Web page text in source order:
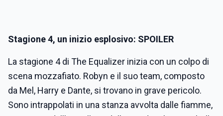
Stagione 4, un inizio esplosivo: SPOILER
La stagione 4 di The Equalizer inizia con un colpo di
scena mozzafiato. Robyn e il suo team, composto
da Mel, Harry e Dante, si trovano in grave pericolo.
Sono intrappolati in una stanza avvolta dalle fiamme,